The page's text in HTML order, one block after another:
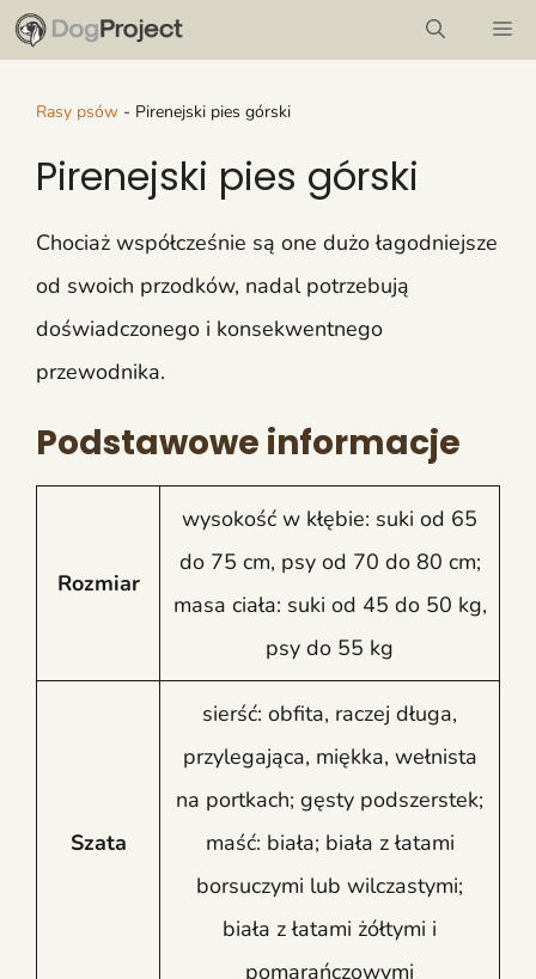
Przejdź
do
treściRasy psów - Pirenejski pies górski
Pirenejski pies górski
Chociaż współcześnie są one dużo łagodniejsze
od swoich przodków, nadal potrzebują
doświadczonego i konsekwentnego
przewodnika.
Podstawowe informacje
Rozmiar
wysokość w kłębie: suki od 65
do 75 cm, psy od 70 do 80 cm;
masa ciała: suki od 45 do 50 kg,
psy do 55 kg
Szata
sierść: obfita, raczej długa,
przylegająca, miękka, wełnista
na portkach; gęsty podszerstek;
maść: biała; biała z łatami
borsuczymi lub wilczastymi;
biała z łatami żółtymi i
pomarańczowymi